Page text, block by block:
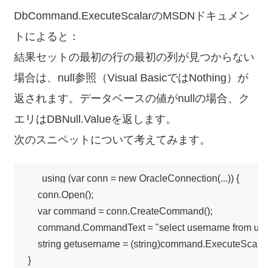
DbCommand.ExecuteScalarのMSDNドキュメン
トによると：
結果セットの最初の行の最初の列が見つからない
場合は、null参照（Visual BasicではNothing）が
返されます。データベースの値がnullの場合、ク
エリはDBNull.Valueを返します。
次のスニペットについて考えてみます。
using (var conn = new OracleConnection(...)) {
    conn.Open();
    var command = conn.CreateCommand();
command.CommandText = "select username from
string getusername =
}